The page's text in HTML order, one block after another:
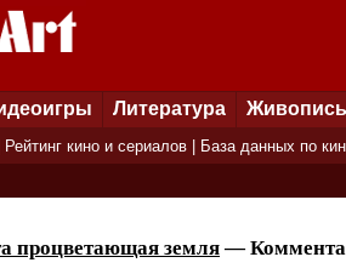
Литература Живопись
Рейтинг кино и сериалов База данных по
процветающая земля—